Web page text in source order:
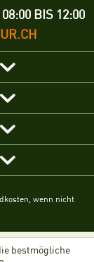
BIS 12:00
wenn nicht
bestmögliche